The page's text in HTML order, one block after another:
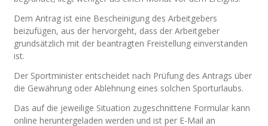
Dem Antrag ist eine Bescheinigung des Arbeitgebers
beizufügen, aus der hervorgeht, dass der Arbeitgeber
grundsätzlich mit der beantragten Freistellung einverstanden
ist.
Der Sportminister entscheidet nach Prüfung des Antrags über
die Gewährung oder Ablehnung eines solchen Sporturlaubs.
Das auf die jeweilige Situation zugeschnittene Formular kann
online heruntergeladen werden und ist per E-Mail an